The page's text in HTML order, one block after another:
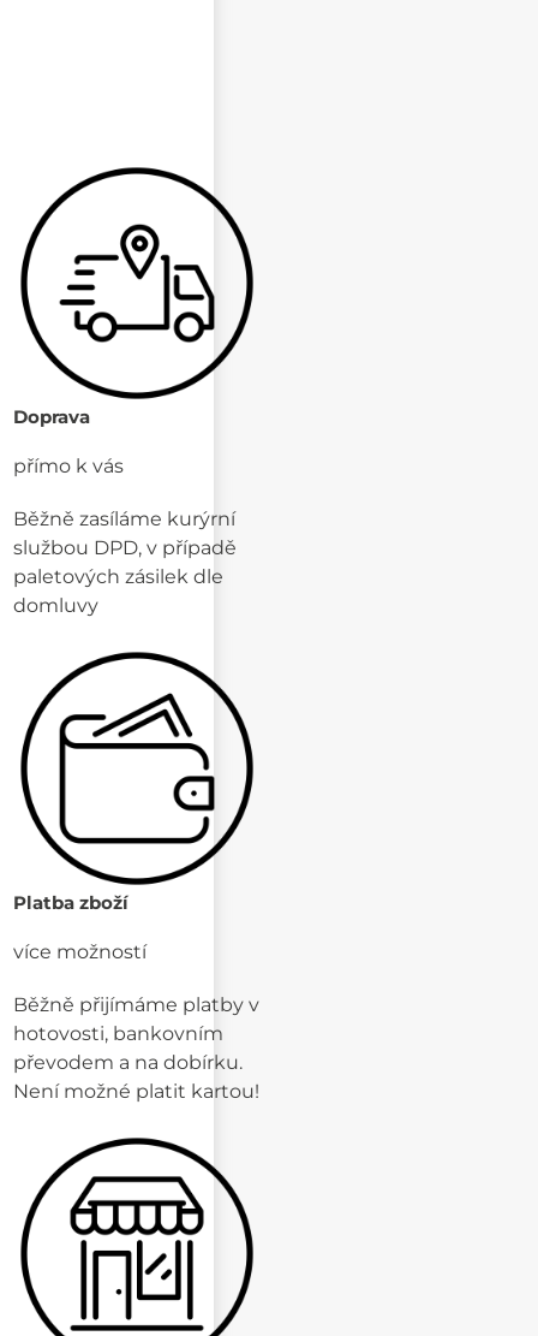
Doprava
přímo k vás
Běžně zasíláme kurýrní
službou DPD, v případě
paletových zásilek dle
domluvy
Platba zboží
více možností
Běžně přijímáme platby v
hotovosti, bankovním
převodem a na dobírku.
Není možné platit kartou!